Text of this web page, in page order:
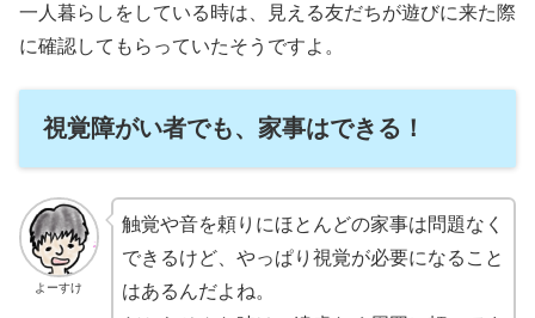
一人暮らしをしている時は、見える友だちが遊びに来た際
に確認してもらっていたそうですよ。
視覚障がい者でも、家事はできる！
よーすけ
触覚や音を頼りにほとんどの家事は問題なく
できるけど、やっぱり視覚が必要になること
はあるんだよね。